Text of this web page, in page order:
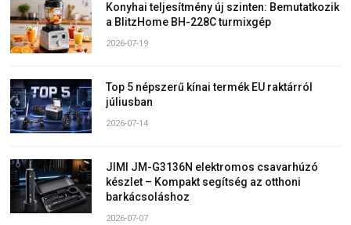
Konyhai teljesítmény új szinten: Bemutatkozik
a BlitzHome BH-228C turmixgép
2026-07-19
Top 5 népszerű kínai termék EU raktárról
júliusban
2026-07-14
JIMI JM-G3136N elektromos csavarhúzó
készlet – Kompakt segítség az otthoni
barkácsoláshoz
2026-07-07